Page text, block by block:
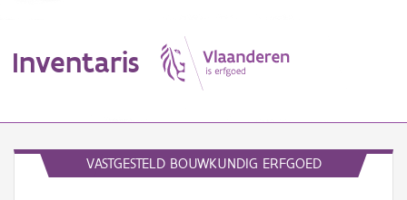
Inventaris
VASTGESTELD BOUWKUNDIG ERFGOED